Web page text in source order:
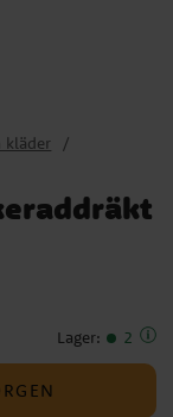
kläder
Lager: 2